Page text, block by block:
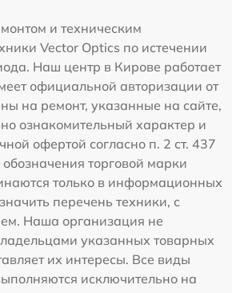
и техническим
Vector Optics по истечении
Наш центр в Кирове работает
официальной авторизации от
на ремонт, указанные на сайте,
ознакомительный характер и
офертой согласно п. 2 ст. 437
торговой марки
только в информационных
перечень техники, с
Наша организация не
указанных товарных
их интересы. Все виды
исключительно на